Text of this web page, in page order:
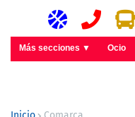
Más secciones ▼ Ocio